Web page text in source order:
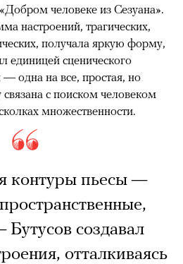
человеке из Сезуана».
настроений, трагических,
получала яркую форму,
единицей сценического
одна на все, простая, но
связана с поиском человеком
множественности.
контуры пьесы —
создавал
отталкиваясь